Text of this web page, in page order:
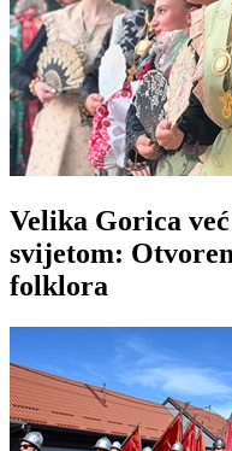
Velika Gorica već
svijetom:
folklora